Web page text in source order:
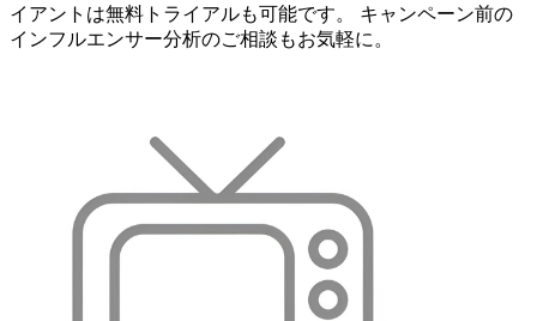
イアントは無料トライアルも可能です。 キャンペーン前の
インフルエンサー分析のご相談もお気軽に。